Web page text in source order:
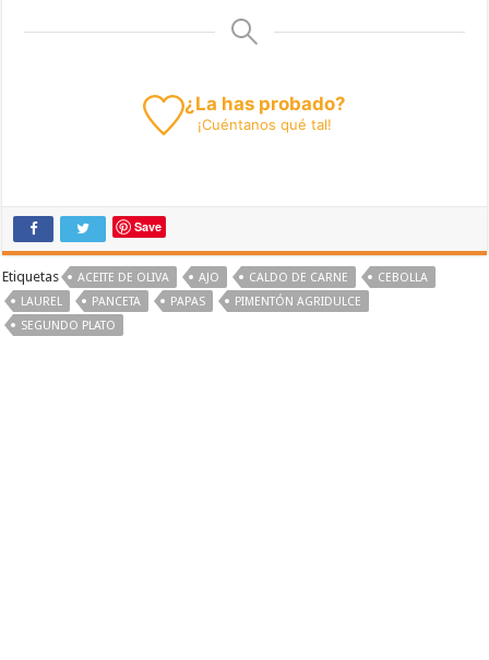
¿La has probado?
¡Cuéntanos qué tal!
Save
Etiquetas ACEITE DE OLIVA AJO CALDO DE CARNE
CEBOLLA
LAUREL
PANCETA PAPAS
PIMENTÓN AGRIDULCE
SEGUNDO PLATO